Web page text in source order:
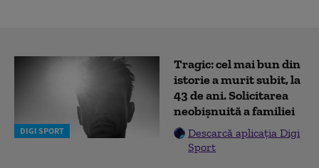
DIGI SPORT
Tragic: cel mai bun din
istorie a murit subit, la
43 de ani. Solicitarea
neobișnuită a familiei
Descarcă aplicația Digi
Sport